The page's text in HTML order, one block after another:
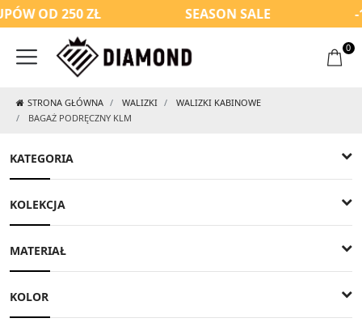
OD 250 ZŁ SEASON SALE -
0
STRONA GŁÓWNA WALIZKI
WALIZKI KABINOWE
BAGAŻ PODRĘCZNY KLM
KATEGORIA
KOLEKCJA
MATERIAŁ
KOLOR